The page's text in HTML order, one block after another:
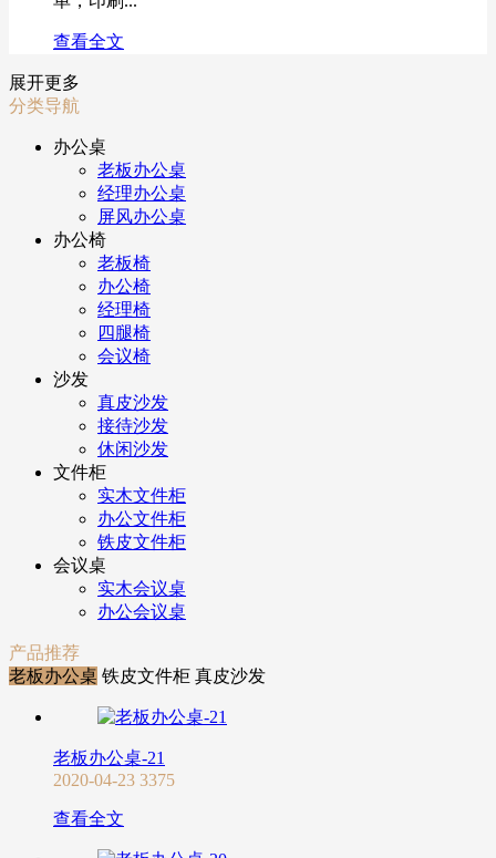
查看全文
展开更多
分类导航
办公桌
老板办公桌
经理办公桌
屏风办公桌
办公椅
老板椅
办公椅
经理椅
四腿椅
会议椅
沙发
真皮沙发
接待沙发
休闲沙发
文件柜
实木文件柜
办公文件柜
铁皮文件柜
会议桌
实木会议桌
办公会议桌
产品推荐
老板办公桌 铁皮文件柜 真皮沙发
老板办公桌-21
2020-04-23 3375
查看全文